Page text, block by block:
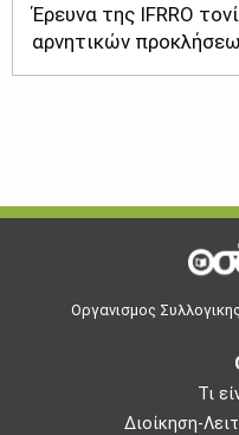
Έρευνα της IFRRO
αρνητικών
Οργανισμος
Τι
Διοίκηση-